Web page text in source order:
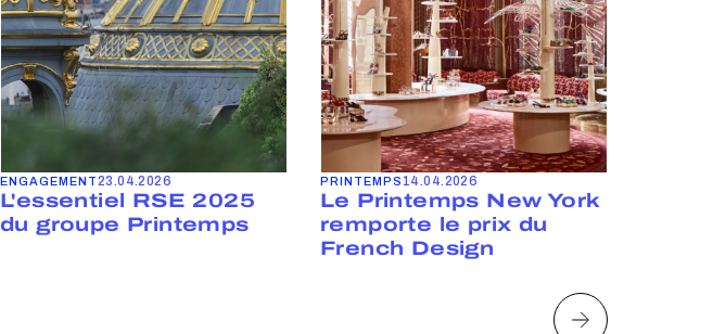
ENGAGEMENT23.04.2026
L'essentiel RSE 2025
du groupe Printemps
PRINTEMPS 14.04.2026
Le Printemps New York
remporte le prix du
French Design